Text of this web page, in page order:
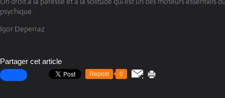
psychique.
Igor Deperraz
Partager cet article
Repost 0